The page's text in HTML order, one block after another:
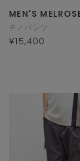
MEN'S
チノパンツ
¥15,400